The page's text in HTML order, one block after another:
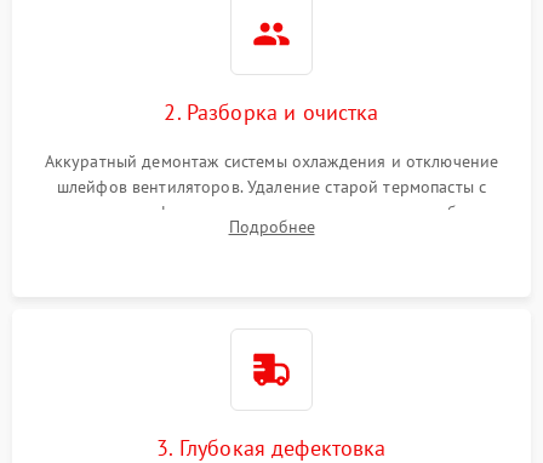
2. Разборка и очистка
Аккуратный демонтаж системы охлаждения и отключение
шлейфов вентиляторов. Удаление старой термопасты с
кристалла графического чипа и термопрокладок с банок
памяти и зоны VRM. Очистка платы от пыли и окислов.
Подробнее
3. Глубокая дефектовка